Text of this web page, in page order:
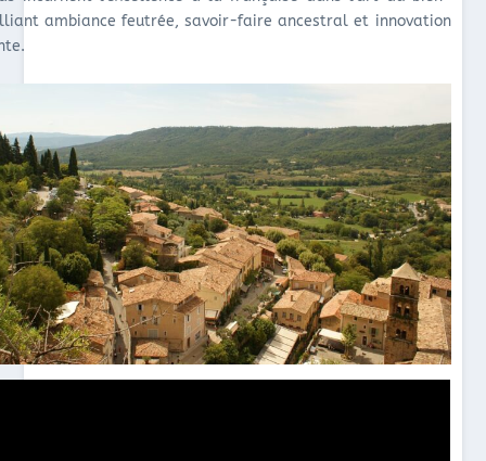
ambiance feutrée, savoir-faire ancestral et innovation